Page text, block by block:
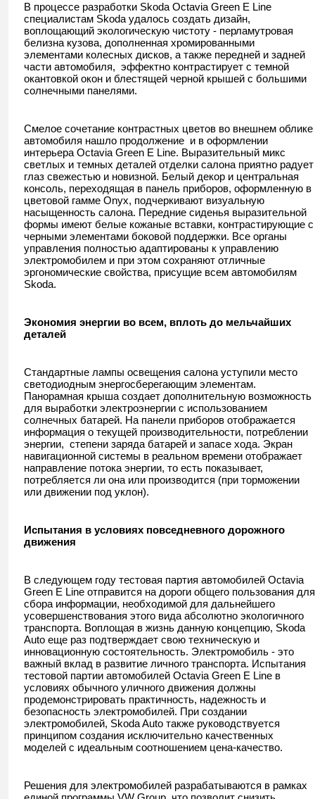
В процессе разработки Skoda Octavia Green E Line
специалистам Skoda удалось создать дизайн,
воплощающий экологическую чистоту - перламутровая
белизна кузова, дополненная хромированными
элементами колесных дисков, а также передней и задней
части автомобиля, эффектно контрастирует с темной
окантовкой окон и блестящей черной крышей с большими
солнечными панелями.
Смелое сочетание контрастных цветов во внешнем облике
автомобиля нашло продолжение и в оформлении
интерьера Octavia Green E Line. Выразительный микс
светлых и темных деталей отделки салона приятно радует
глаз свежестью и новизной. Белый декор и центральная
консоль, переходящая в панель приборов, оформленную в
цветовой гамме Onyx, подчеркивают визуальную
насыщенность салона. Передние сиденья выразительной
формы имеют белые кожаные вставки, контрастирующие с
черными элементами боковой поддержки. Все органы
управления полностью адаптированы к управлению
электромобилем и при этом сохраняют отличные
эргономические свойства, присущие всем автомобилям
Skoda.
Экономия энергии во всем, вплоть до мельчайших
деталей
Стандартные лампы освещения салона уступили место
светодиодным энергосберегающим элементам.
Панорамная крыша создает дополнительную возможность
для выработки электроэнергии с использованием
солнечных батарей. На панели приборов отображается
информация о текущей производительности, потреблении
энергии, степени заряда батарей и запасе хода. Экран
навигационной системы в реальном времени отображает
направление потока энергии, то есть показывает,
потребляется ли она или производится (при торможении
или движении под уклон).
Испытания в условиях повседневного дорожного
движения
В следующем году тестовая партия автомобилей Octavia
Green E Line отправится на дороги общего пользования для
сбора информации, необходимой для дальнейшего
усовершенствования этого вида абсолютно экологичного
транспорта. Воплощая в жизнь данную концепцию, Skoda
Auto еще раз подтверждает свою техническую и
инновационную состоятельность. Электромобиль - это
важный вклад в развитие личного транспорта. Испытания
тестовой партии автомобилей Octavia Green E Line в
условиях обычного уличного движения должны
продемонстрировать практичность, надежность и
безопасность электромобилей. При создании
электромобилей, Skoda Auto также руководствуется
принципом создания исключительно качественных
моделей с идеальным соотношением цена-качество.
Решения для электромобилей разрабатываются в рамках